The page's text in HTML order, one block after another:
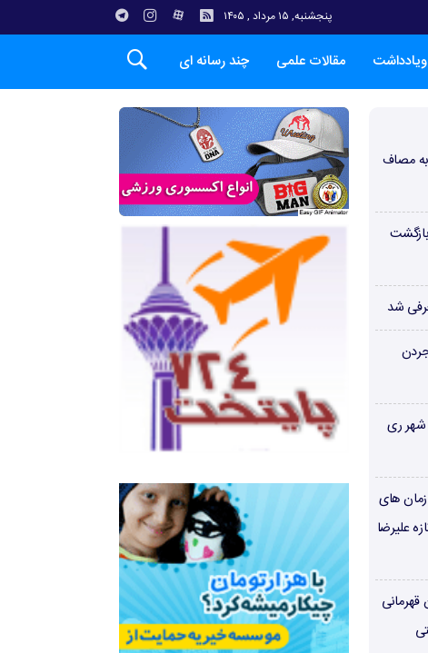
پنجشنبه, ۱۵ مرداد , ۱۴۰۵
مقالات علمی چند رسانه ای
مصاف
شد
ری
های
علیرضا